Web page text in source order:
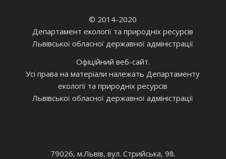
© 2014-2020
Департамент екології та природніх ресурсів
Львівської обласної державної адміністрації
Офіційний веб-сайт.
Усі права на матеріали належать Департаменту
екології та природніх ресурсів
Львівської обласної державної адміністрації
79026, м.Львів, вул. Стрийська, 98.